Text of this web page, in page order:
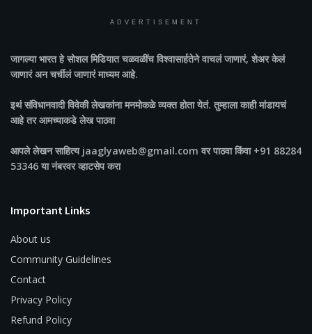
ADVERTISEMENT
जागल्या भारतहे सोशल मिडियात चळवळींच विश्वासार्हतेने वाचलं जाणारं, शेअर केलं
जाणारं अन चर्चीलं जाणारं माध्यम आहे.
इथं संविधानवादी विवेकी लेखकांना मनमोकळे व्यक्त होता येतं. तुम्हाला काही मांडायचं
आहे तर आमच्याकडे लेख पाठवा
आपले लेखन साहित्य jaaglyaweb@gmail.com वर पाठवा किंवा +91 88284
53346 या नंबरवर व्हाटसेप करा
Important Links
About us
Community Guidelines
Contact
Privacy Policy
Refund Policy